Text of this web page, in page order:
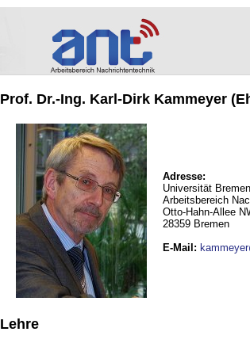
Prof. Dr.-Ing. Karl-Dirk Kammeyer
Adresse:
Universität Bremen
Arbeitsbereich
Otto-Hahn-Allee
28359 Bremen
E-Mail :
Lehre